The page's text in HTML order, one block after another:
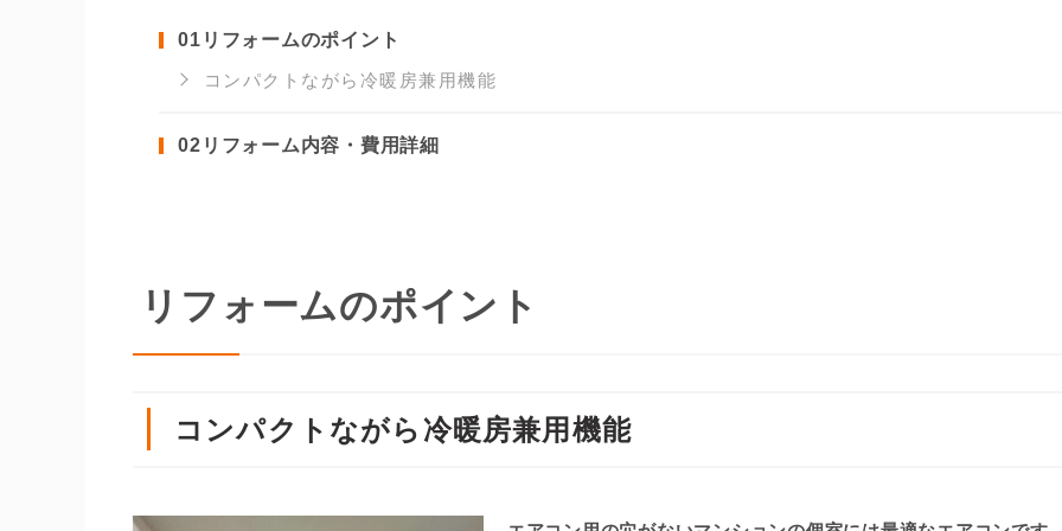
01 リフォームのポイント
コンパクトながら冷暖房兼用機能
02 リフォーム内容・費用詳細
リフォームのポイント
コンパクトながら冷暖房兼用機能